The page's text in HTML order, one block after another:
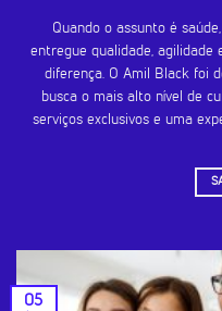
Quando o assunto é
entregue qualidade,
diferença. O Amil Black foi
busca o mais alto nível de
serviços exclusivos e uma
05